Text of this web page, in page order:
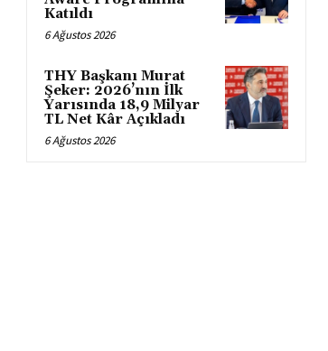
Katıldı
6 Ağustos 2026
THY Başkanı Murat
Şeker: 2026’nın İlk
Yarısında 18,9 Milyar
TL Net Kâr Açıkladı
6 Ağustos 2026